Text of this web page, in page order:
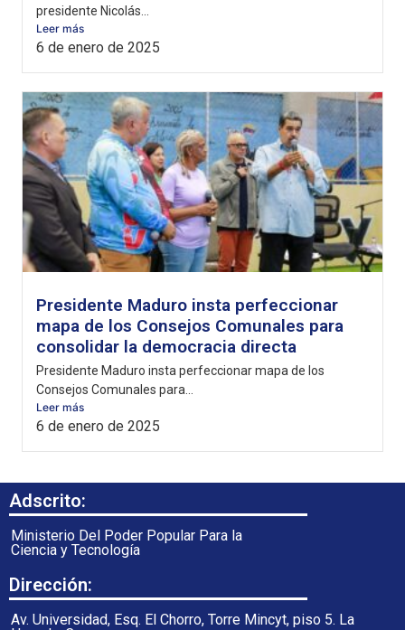
presidente Nicolás...
Leer más
6 de enero de 2025
Presidente Maduro insta perfeccionar
mapa de los Consejos Comunales para
consolidar la democracia directa
Presidente Maduro insta perfeccionar mapa de los
Consejos Comunales para...
Leer más
6 de enero de 2025
Adscrito:
Ministerio Del Poder Popular Para la
Ciencia y Tecnología
Dirección:
Av. Universidad, Esq. El Chorro, Torre Mincyt, piso 5. La